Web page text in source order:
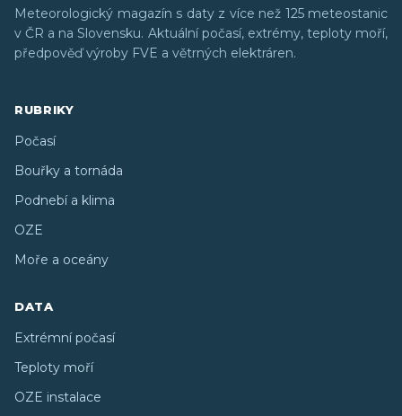
Meteorologický magazín s daty z více než 125 meteostanic
v ČR a na Slovensku. Aktuální počasí, extrémy, teploty moří,
předpověď výroby FVE a větrných elektráren.
RUBRIKY
Počasí
Bouřky a tornáda
Podnebí a klima
OZE
Moře a oceány
DATA
Extrémní počasí
Teploty moří
OZE instalace